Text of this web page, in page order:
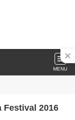
MENU
Festival 2016